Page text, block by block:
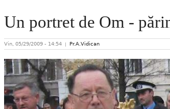
Un portret de Om -
Vin, 05/29/2009 - 14:54 Pr.A.Vidican